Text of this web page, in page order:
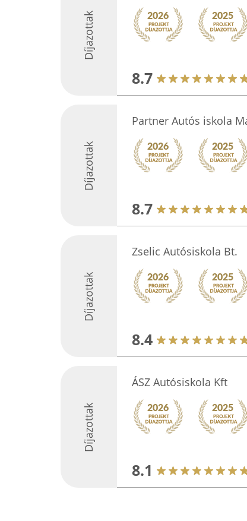
Díjazottak
8.7
Díjazottak
Partner Autós iskola
8.7
Díjazottak
Zselic Autósiskola Bt.
8.4
Díjazottak
ÁSZ Autósiskola Kft
8.1